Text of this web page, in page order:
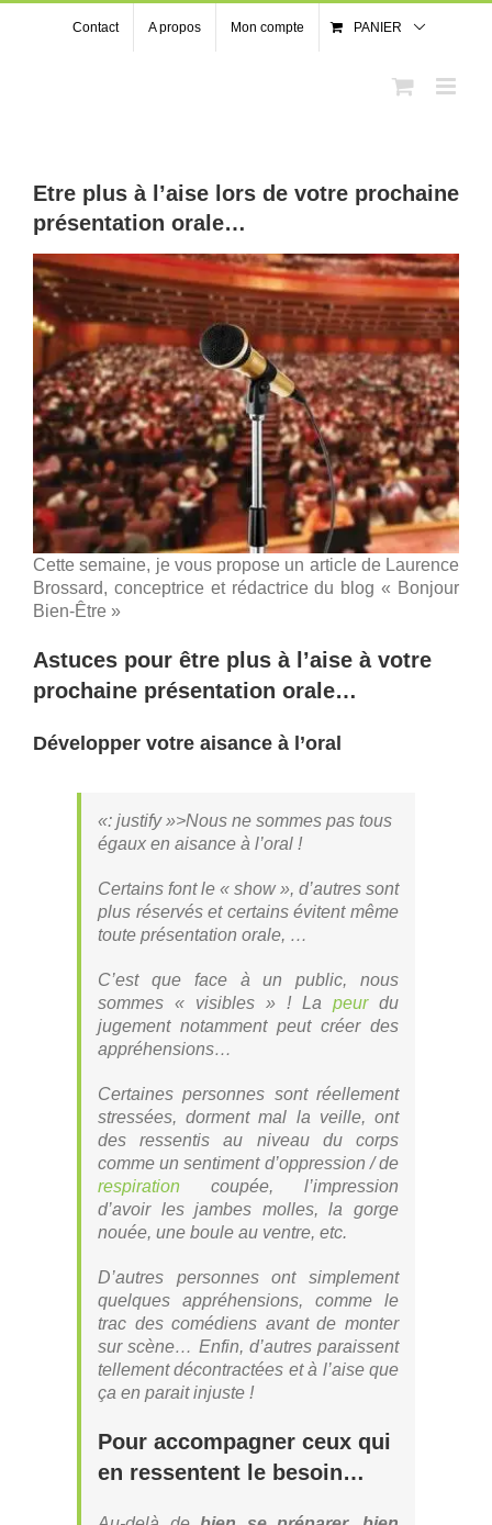
Contact A propos Mon compte PANIER
Etre plus à l’aise lors de votre prochaine
présentation orale…
Cette semaine, je vous propose un article de Laurence
Brossard, conceptrice et rédactrice du blog « Bonjour
Bien-Être »
Astuces pour être plus à l’aise à votre
prochaine présentation orale…
Développer votre aisance à l’oral
«: justify »>Nous ne sommes pas tous
égaux en aisance à l’oral !
Certains font le « show », d’autres sont
plus réservés et certains évitent même
toute présentation orale, …
C’est que face à un public, nous
sommes « visibles » ! La peurdu
jugement notamment peut créer des
appréhensions…
Certaines personnes sont réellement
stressées, dorment mal la veille, ont
des ressentis au niveau du corps
comme un sentiment d’oppression / de
respiration coupée, l’impression
d’avoir les jambes molles, la gorge
nouée, une boule au ventre, etc.
D’autres personnes ont simplement
quelques appréhensions, comme le
trac des comédiens avant de monter
sur scène… Enfin, d’autres paraissent
tellement décontractées et à l’aise que
ça en parait injuste !
Pour accompagner ceux qui
en ressentent le besoin…